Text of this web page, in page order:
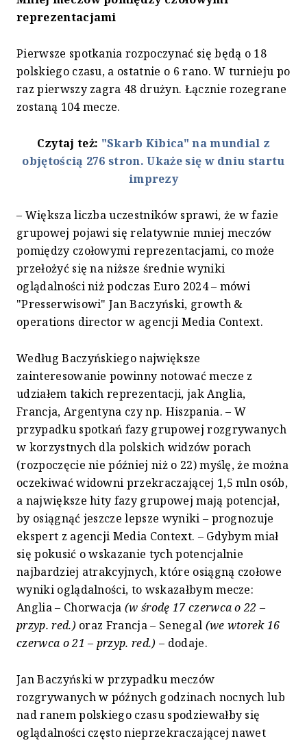
reprezentacjami
Pierwsze spotkania rozpoczynać się będą o 18
polskiego czasu, a ostatnie o 6 rano. W turnieju po
raz pierwszy zagra 48 drużyn. Łącznie rozegrane
zostaną 104 mecze.
Czytaj też: "Skarb Kibica" na mundial z
objętością 276 stron. Ukaże się w dniu startu
imprezy
– Większa liczba uczestników sprawi, że w fazie
grupowej pojawi się relatywnie mniej meczów
pomiędzy czołowymi reprezentacjami, co może
przełożyć się na niższe średnie wyniki
oglądalności niż podczas Euro 2024 – mówi
"Presserwisowi" Jan Baczyński, growth &
operations director w agencji Media Context.
Według Baczyńskiego największe
zainteresowanie powinny notować mecze z
udziałem takich reprezentacji, jak Anglia,
Francja, Argentyna czy np. Hiszpania. – W
przypadku spotkań fazy grupowej rozgrywanych
w korzystnych dla polskich widzów porach
(rozpoczęcie nie później niż o 22) myślę, że można
oczekiwać widowni przekraczającej 1,5 mln osób,
a największe hity fazy grupowej mają potencjał,
by osiągnąć jeszcze lepsze wyniki – prognozuje
ekspert z agencji Media Context. – Gdybym miał
się pokusić o wskazanie tych potencjalnie
najbardziej atrakcyjnych, które osiągną czołowe
wyniki oglądalności, to wskazałbym mecze:
Anglia – Chorwacja(w środę 17 czerwca o 22 –
przyp. red.) oraz Francja – Senegal (we wtorek 16
czerwca o 21 – przyp. red.) – dodaje.
Jan Baczyński w przypadku meczów
rozgrywanych w późnych godzinach nocnych lub
nad ranem polskiego czasu spodziewałby się
oglądalności często nieprzekraczającej nawet